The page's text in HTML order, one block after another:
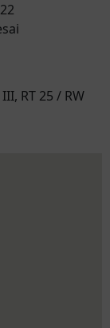
RT 25 / RW